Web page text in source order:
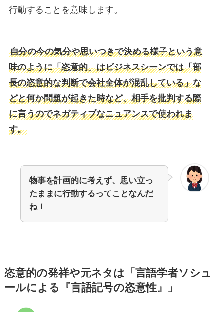
行動することを意味します。
自分の今の気分や思いつきで決める様子という意
味のように「恣意的」はビジネスシーンでは「部
長の恣意的な判断で会社全体が混乱している」な
どと何か問題が起きた時など、相手を批判する際
に言うのでネガティブなニュアンスで使われま
す。
物事を計画的に考えず、思い立っ
たままに行動するってことなんだ
ね！
恣意的の発祥や元ネタは「言語学者ソシュ
ールによる『言語記号の恣意性』」